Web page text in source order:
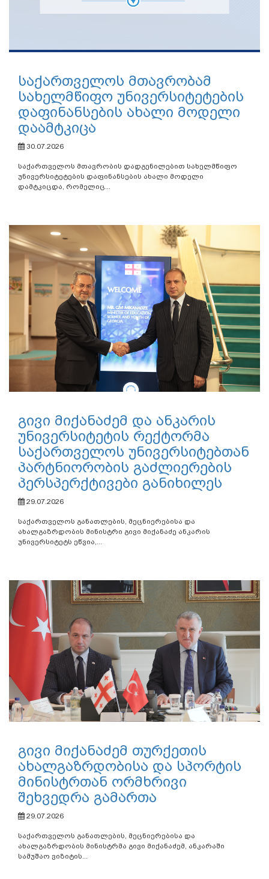
საქართველოს მთავრობამ
სახელმწიფო უნივერსიტეტების
დაფინანსების ახალი მოდელი
დაამტკიცა
30.07.2026
საქართველოს მთავრობის დადგენილებით სახელმწიფო
უნივერსიტეტების დაფინანსების ახალი მოდელი
დამტკიცდა, რომელიც...
გივი მიქანაძემ და ანკარის
უნივერსიტეტის რექტორმა
საქართველოს უნივერსიტებთან
პარტნიორობის გაძლიერების
პერსპერქტივები განიხილეს
29.07.2026
საქართველოს განათლების, მეცნიერებისა და
ახალგაზრდობის მინისტრი გივი მიქანაძე ანკარის
უნივერსიტეტს ეწვია,...
გივი მიქანაძემ თურქეთის
ახალგაზრდობისა და სპორტის
მინისტრთან ორმხრივი
შეხვედრა გამართა
29.07.2026
საქართველოს განათლების, მეცნიერებისა და
ახალგაზრდობის მინისტრმა გივი მიქანაძემ, ანკარაში
სამუშაო ვიზიტის...